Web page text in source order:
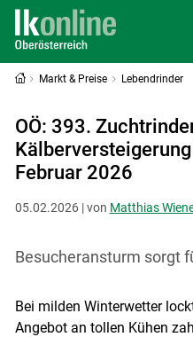
Markt & Preise Lebendrinder
OÖ: 393.
Februar 2026
05.02.2026 | von Matthias
Besucheransturm sorgt
Bei milden Winterwetter
Angebot an tollen Kühen